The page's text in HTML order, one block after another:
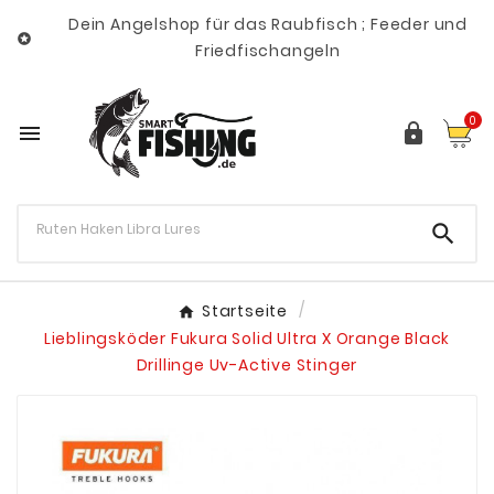

Dein Angelshop für das Raubfisch ; Feeder und
Friedfischangeln
  0

Startseite
Lieblingsköder Fukura Solid Ultra X Orange Black
Drillinge Uv-Active Stinger